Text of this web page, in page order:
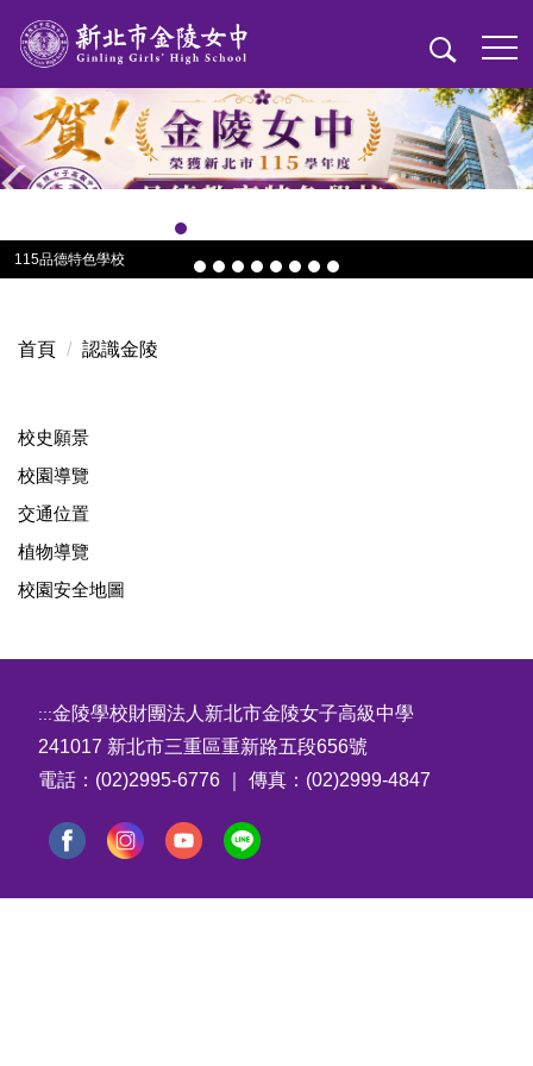
到
要
容
區
115品德特色學校
首頁 認識金陵
校史願景
校園導覽
交通位置
植物導覽
校園安全地圖
:::金陵學校財團法人新北市金陵女子高級中學
241017 新北市三重區重新路五段656號
電話：(02)2995-6776 ｜ 傳真：(02)2999-4847